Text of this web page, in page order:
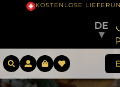
KOSTENLOSE
DE
▼